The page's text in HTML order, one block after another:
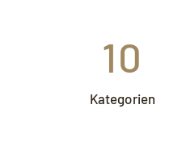
10
Kategorien